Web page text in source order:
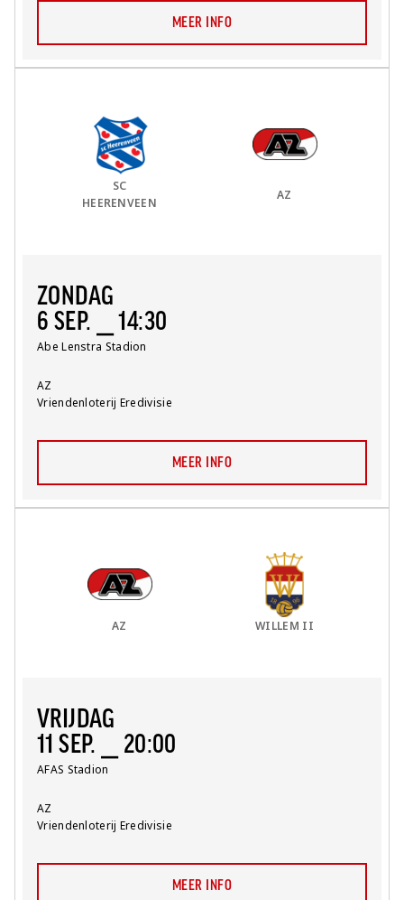
MEER INFO
ZONDAG
6 SEP. ⎯ 14:30
Locatie:
Abe Lenstra Stadion
Team:
AZ
Competitie:
Vriendenloterij Eredivisie
Thuis Team:
SC
HEERENVEEN
AZ
MEER INFO
VRIJDAG
11 SEP. ⎯ 20:00
Locatie:
AFAS Stadion
Team:
AZ
Competitie:
Vriendenloterij Eredivisie
AZ
Uit Team:
WILLEM II
MEER INFO